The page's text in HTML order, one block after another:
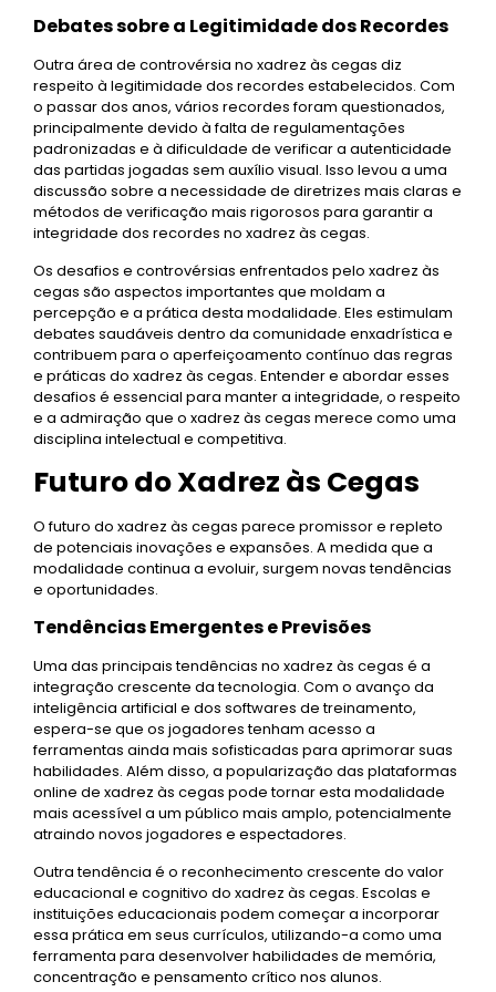
Debates sobre a Legitimidade dos Recordes
Outra área de controvérsia no xadrez às cegas diz
respeito à legitimidade dos recordes estabelecidos. Com
o passar dos anos, vários recordes foram questionados,
principalmente devido à falta de regulamentações
padronizadas e à dificuldade de verificar a autenticidade
das partidas jogadas sem auxílio visual. Isso levou a uma
discussão sobre a necessidade de diretrizes mais claras e
métodos de verificação mais rigorosos para garantir a
integridade dos recordes no xadrez às cegas.
Os desafios e controvérsias enfrentados pelo xadrez às
cegas são aspectos importantes que moldam a
percepção e a prática desta modalidade. Eles estimulam
debates saudáveis dentro da comunidade enxadrística e
contribuem para o aperfeiçoamento contínuo das regras
e práticas do xadrez às cegas. Entender e abordar esses
desafios é essencial para manter a integridade, o respeito
e a admiração que o xadrez às cegas merece como uma
disciplina intelectual e competitiva.
Futuro do Xadrez às Cegas
O futuro do xadrez às cegas parece promissor e repleto
de potenciais inovações e expansões. A medida que a
modalidade continua a evoluir, surgem novas tendências
e oportunidades.
Tendências Emergentes e Previsões
Uma das principais tendências no xadrez às cegas é a
integração crescente da tecnologia. Com o avanço da
inteligência artificial e dos softwares de treinamento,
espera-se que os jogadores tenham acesso a
ferramentas ainda mais sofisticadas para aprimorar suas
habilidades. Além disso, a popularização das plataformas
online de xadrez às cegas pode tornar esta modalidade
mais acessível a um público mais amplo, potencialmente
atraindo novos jogadores e espectadores.
Outra tendência é o reconhecimento crescente do valor
educacional e cognitivo do xadrez às cegas. Escolas e
instituições educacionais podem começar a incorporar
essa prática em seus currículos, utilizando-a como uma
ferramenta para desenvolver habilidades de memória,
concentração e pensamento crítico nos alunos.